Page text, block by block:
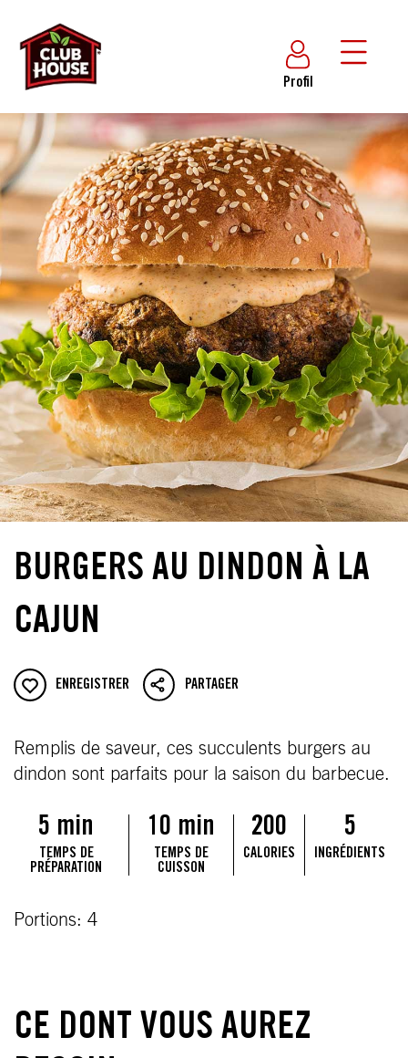
Profil
BURGERS AU DINDON À LA
CAJUN
ENREGISTRER PARTAGER
Remplis de saveur, ces succulents burgers au
dindon sont parfaits pour la saison du barbecue.
5 min
TEMPS DE
PRÉPARATION
10 min
TEMPS DE
CUISSON
200
CALORIES
5
INGRÉDIENTS
Portions: 4
CE DONT VOUS AUREZ